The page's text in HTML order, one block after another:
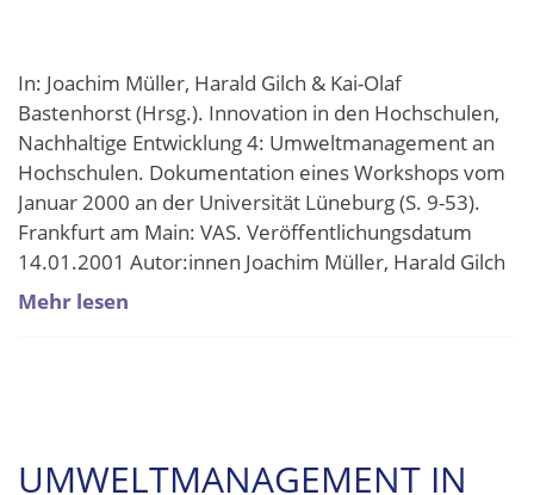
In: Joachim Müller, Harald Gilch & Kai-Olaf
Bastenhorst (Hrsg.). Innovation in den Hochschulen,
Nachhaltige Entwicklung 4: Umweltmanagement an
Hochschulen. Dokumentation eines Workshops vom
Januar 2000 an der Universität Lüneburg (S. 9-53).
Frankfurt am Main: VAS. Veröffentlichungsdatum
14.01.2001 Autor:innen Joachim Müller, Harald Gilch
Mehr lesen
UMWELTMANAGEMENT IN